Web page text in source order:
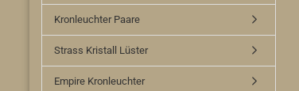
Kronleuchter Paare
Strass Kristall Lüster
Empire Kronleuchter